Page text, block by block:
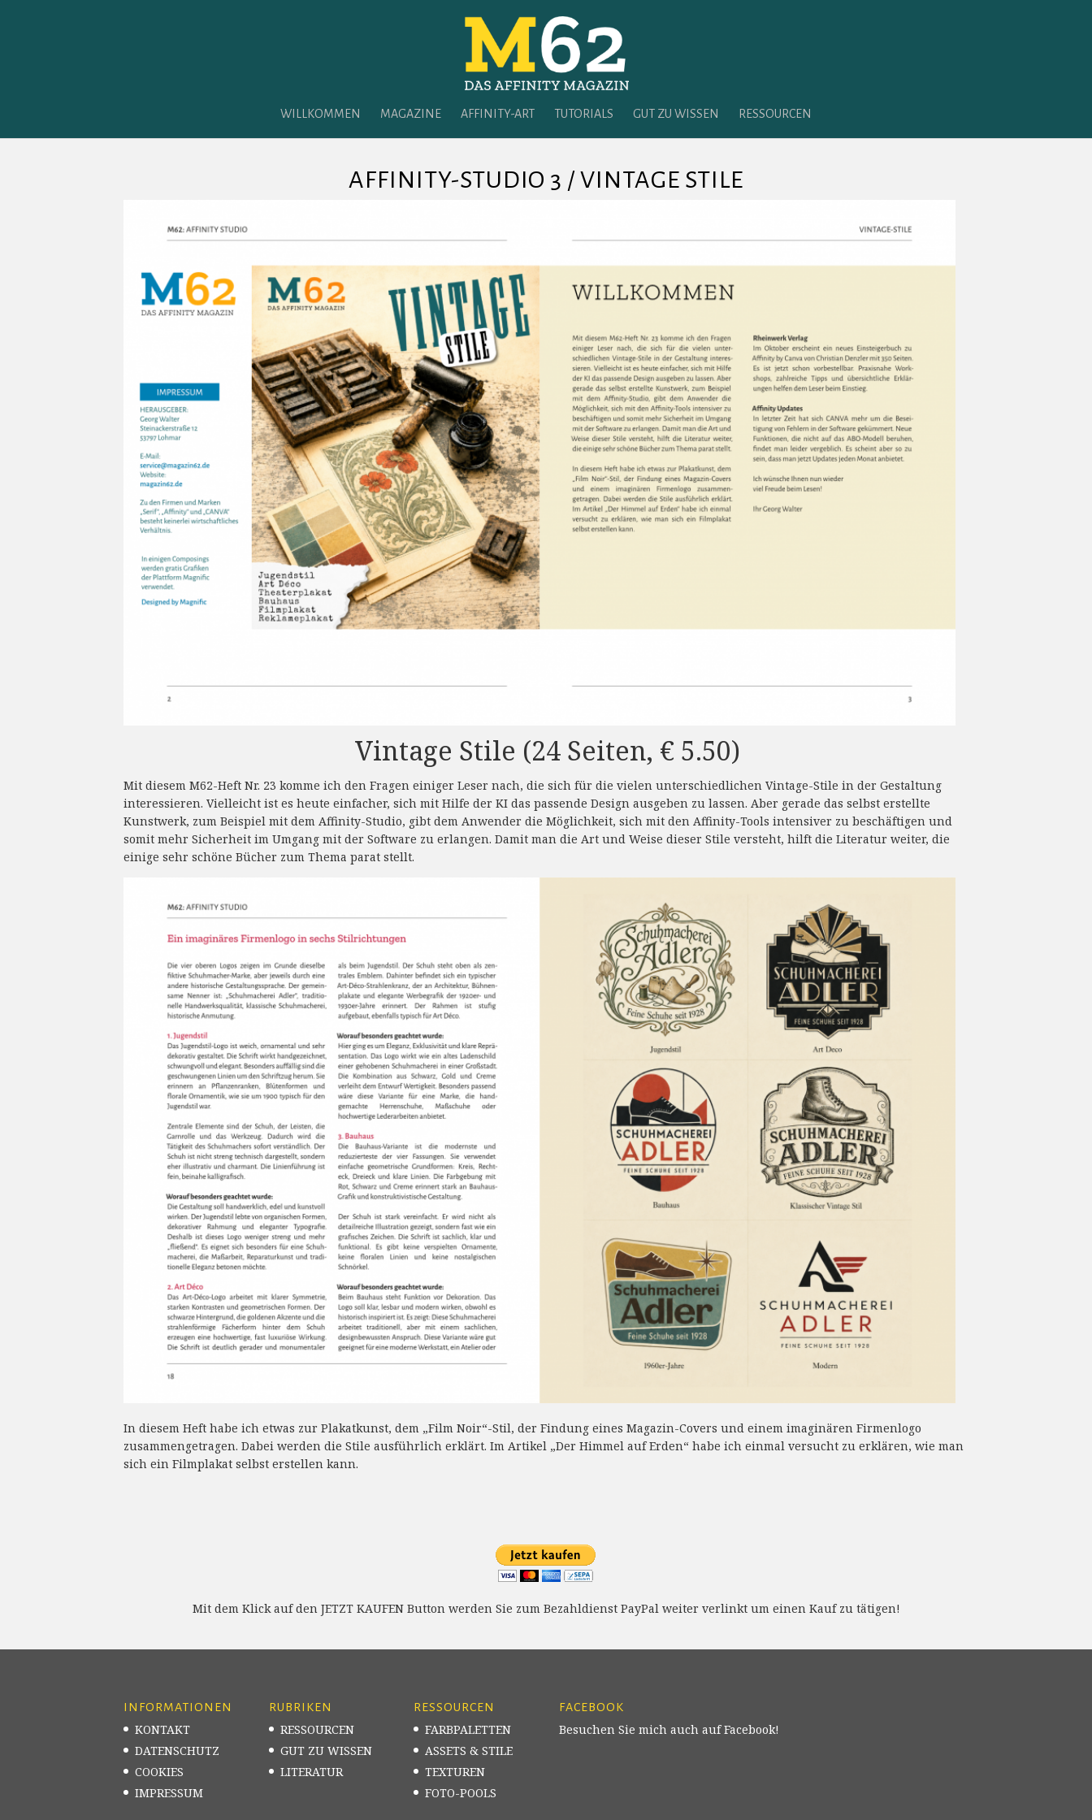
WILLKOMMEN MAGAZINE AFFINITY-ART TUTORIALS GUT ZU WISSEN RESSOURCEN
AFFINITY-STUDIO 3 / VINTAGE STILE
Vintage Stile (24 Seiten, € 5.50)
Mit diesem M62-Heft Nr. 23 komme ich den Fragen einiger Leser nach, die sich für die vielen unterschiedlichen Vintage-Stile in der Gestaltung
interessieren. Vielleicht ist es heute einfacher, sich mit Hilfe der KI das passende Design ausgeben zu lassen. Aber gerade das selbst erstellte
Kunstwerk, zum Beispiel mit dem Affinity-Studio, gibt dem Anwender die Möglichkeit, sich mit den Affinity-Tools intensiver zu beschäftigen und
somit mehr Sicherheit im Umgang mit der Software zu erlangen. Damit man die Art und Weise dieser Stile versteht, hilft die Literatur weiter, die
einige sehr schöne Bücher zum Thema parat stellt.
In diesem Heft habe ich etwas zur Plakatkunst, dem „Film Noir“-Stil, der Findung eines Magazin-Covers und einem imaginären Firmenlogo
zusammengetragen. Dabei werden die Stile ausführlich erklärt. Im Artikel „Der Himmel auf Erden“ habe ich einmal versucht zu erklären, wie man
sich ein Filmplakat selbst erstellen kann.
Mit dem Klick auf den JETZT KAUFEN Button werden Sie zum Bezahldienst PayPal weiter verlinkt um einen Kauf zu tätigen!
INFORMATIONEN
KONTAKT
DATENSCHUTZ
COOKIES
IMPRESSUM
RUBRIKEN
RESSOURCEN
GUT ZU WISSEN
LITERATUR
RESSOURCEN
FARBPALETTEN
ASSETS & STILE
TEXTUREN
FOTO-POOLS
FACEBOOK
Besuchen Sie mich auch auf Facebook!